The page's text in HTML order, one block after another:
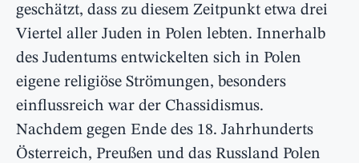
geschätzt, dass zu diesem Zeitpunkt etwa drei
Viertel aller Juden in Polen lebten. Innerhalb
des Judentums entwickelten sich in Polen
eigene religiöse Strömungen, besonders
einflussreich war der Chassidismus.
Nachdem gegen Ende des 18. Jahrhunderts
Österreich, Preußen und das Russland Polen